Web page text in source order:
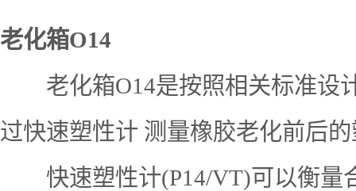
老化箱O14
老化箱O14是按照相关标准设计
过快速塑性计 测量橡胶老化前后
快速塑性计(P14/VT)可以衡量